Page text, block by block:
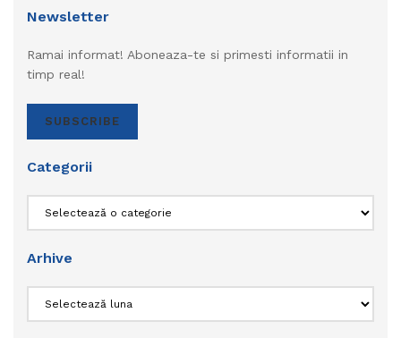
Newsletter
Ramai informat! Aboneaza-te si primesti informatii in
timp real!
SUBSCRIBE
Categorii
Arhive